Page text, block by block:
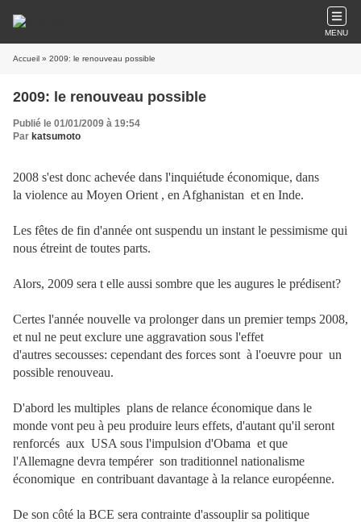
MENU
Accueil » 2009: le renouveau possible
2009: le renouveau possible
Publié le 01/01/2009 à 19:54
Par katsumoto
2008 s'est donc achevée dans l'inquiétude économique, dans
la violence au Moyen Orient , en Afghanistan et en Inde.
Les fêtes de fin d'année ont suspendu un instant le pessimisme qui
nous étreint de toutes parts.
Alors, 2009 sera t elle aussi sombre que les augures le prédisent?
Certes l'année nouvelle va prolonger dans un premier temps 2008,
et nul ne peut exclure une aggravation sous l'effet
d'autres secousses: cependant des forces sont à l'oeuvre pour un
possible renouveau.
D'abord les multiples plans de relance économique dans le
monde vont peu à peu produire leurs effets, d'autant qu'il seront
renforcés aux USA sous l'impulsion d'Obama et que
l'Allemagne devra tempérer son traditionnel nationalisme
économique en contribuant davantage à la relance européenne.
De son côté la BCE sera contrainte d'assouplir sa politique